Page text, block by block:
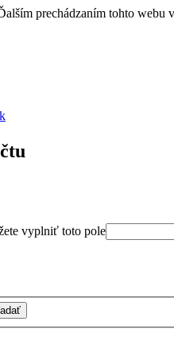
prechádzaním tohto
vyplniť toto pole